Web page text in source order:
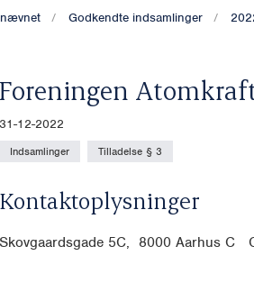
Godkendte indsamlinger
Foreningen
31-12-2022
Indsamlinger Tilladelse § 3
Kontaktoplysninger
Skovgaardsgade 5C, 8000 Aarhus C